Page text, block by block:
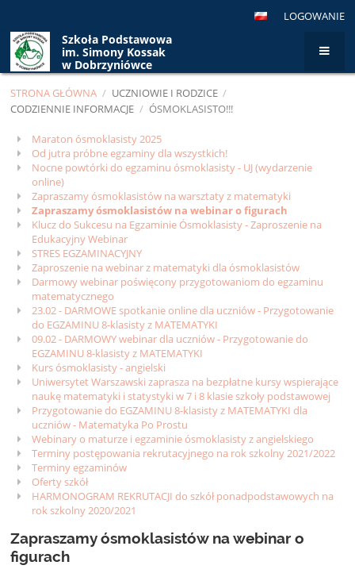
LOGOWANIE
Szkoła Podstawowa
im. Simony Kossak
w Dobrzyniówce
STRONA GŁÓWNA / UCZNIOWIE I RODZICE /
CODZIENNIE INFORMACJE / ÓSMOKLASISTO!!!
Ósmoklasisto!!!
Maraton ósmoklasisty 2025
Od jutra próbne egzaminy dla wszystkich!
Nocne powtórki do egzaminu ósmoklasisty - UJ (wydarzenie
online)
Zapraszamy ósmoklasistów na warsztaty z matematyki
Zapraszamy ósmoklasistów na webinar o figurach
Klucz do Sukcesu na Egzaminie Ósmoklasisty - Zaproszenie na
Edukacyjny Webinar
STRES EGZAMINACYJNY
Zaproszenie na webinar z matematyki dla ósmoklasistów
Darmowy webinar poświęcony przygotowaniom do egzaminu
matematycznego
23.02 - DARMOWE spotkanie online dla uczniów - Przygotowanie
do EGZAMINU 8-klasisty z MATEMATYKI
09.02 - DARMOWY webinar dla uczniów - Przygotowanie do
EGZAMINU 8-klasisty z MATEMATYKI
Kurs ósmoklasisty - angielski
Uniwersytet Warszawski zaprasza na bezpłatne kursy wspierające
naukę matematyki i statystyki w 7 i 8 klasie szkoły podstawowej
Przygotowanie do EGZAMINU 8-klasisty z MATEMATYKI dla
uczniów - Matematyka Po Prostu
Webinary o maturze i egzaminie ósmoklasisty z angielskiego
Terminy postępowania rekrutacyjnego na rok szkolny 2021/2022
Terminy egzaminów
Oferty szkół
HARMONOGRAM REKRUTACJI do szkół ponadpodstawowych na
rok szkolny 2020/2021
Zapraszamy ósmoklasistów na webinar o
figurach